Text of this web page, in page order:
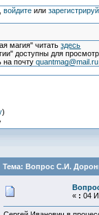
войдитеили
магия" читатьздесь
доступны для
на почтуquantmag@mail.ru
)
Тема: Вопрос С.И.
« : 04